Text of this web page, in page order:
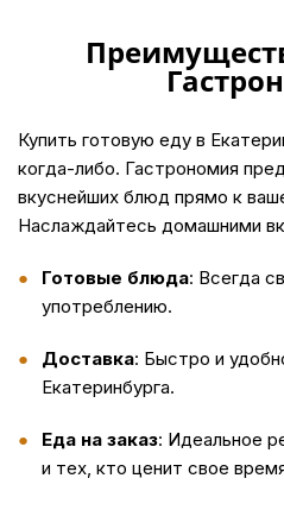
Купить готовую еду в
когда-либо. Гастрономия
вкуснейших блюд прямо к
Наслаждайтесь домашними
Готовые блюда: Всегда
употреблению.
Доставка: Быстро и
Екатеринбурга.
Еда на заказ: Идеальное
и тех, кто ценит свое